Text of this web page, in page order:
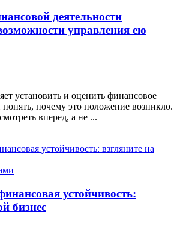
деятельности
управления ею
установить и оценить финансовое
почему это положение возникло.
вперед, а не ...
устойчивость:
бизнес